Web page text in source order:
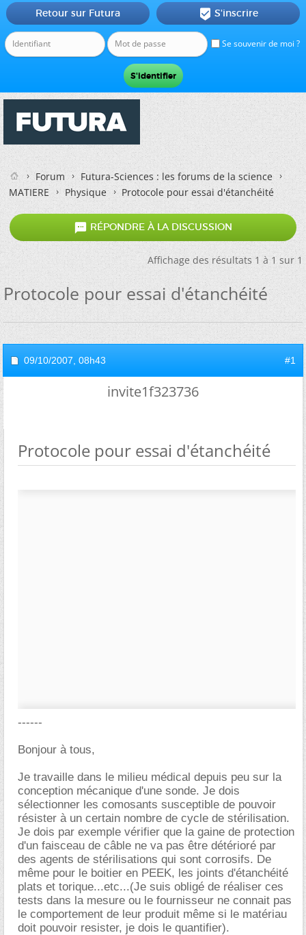
Se souvenir de moi ?
Retour sur Futura  S'inscrire
Forum
Futura-Sciences : les forums de la science
MATIERE
Physique Protocole pour essai d'étanchéité
 RÉPONDRE À LA DISCUSSION
Affichage des résultats 1 à 1 sur 1
Protocole pour essai d'étanchéité
09/10/2007, 08h43 #1
invite1f323736
Protocole pour essai d'étanchéité
------
Bonjour à tous,
Je travaille dans le milieu médical depuis peu sur la
conception mécanique d'une sonde. Je dois
sélectionner les comosants susceptible de pouvoir
résister à un certain nombre de cycle de stérilisation.
Je dois par exemple vérifier que la gaine de protection
d'un faisceau de câble ne va pas être détérioré par
des agents de stérilisations qui sont corrosifs. De
même pour le boitier en PEEK, les joints d'étanchéité
plats et torique...etc...(Je suis obligé de réaliser ces
tests dans la mesure ou le fournisseur ne connait pas
le comportement de leur produit même si le matériau
doit pouvoir resister, je dois le quantifier).